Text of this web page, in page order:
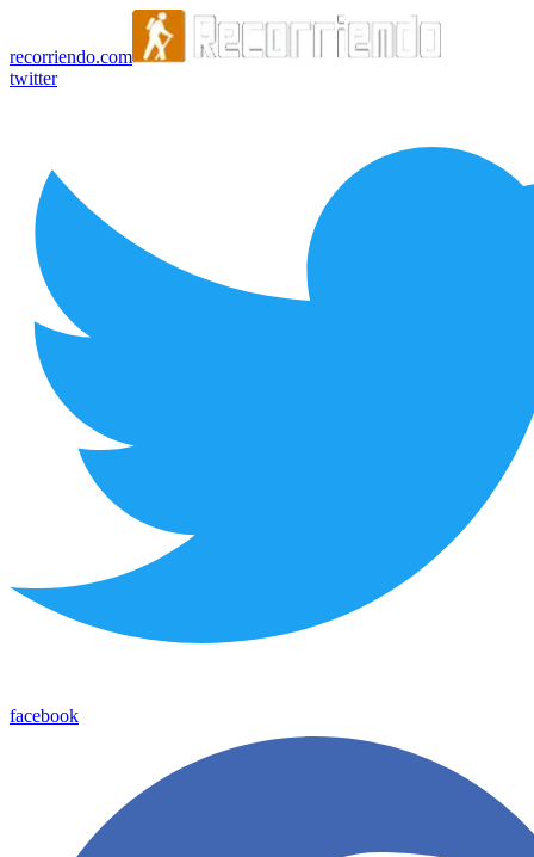
recorriendo.com
twitter
facebook